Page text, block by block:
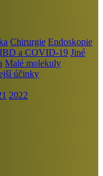
Chirurgie Endoskopie
IBD a COVID-19 Jiné
Malé molekuly
účinky
2022